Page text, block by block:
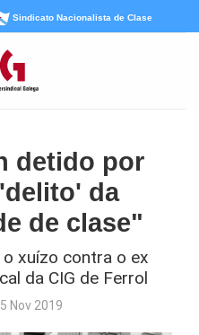
Sindicato Nacionalista de Clase
detido por
da
de clase"
xuízo contra o ex
da CIG de Ferrol
Nov 2019